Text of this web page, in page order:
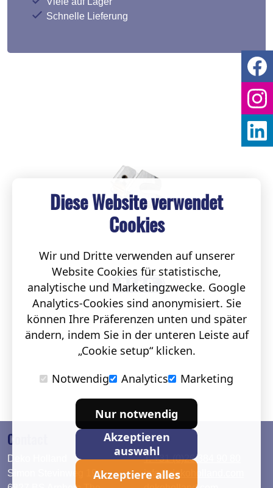
Schnelle Lieferung
Contact
Deko Holland
Simon Stevinweg 19
T. +31 (0)26 384 90 80
info@dekoholland.com
Diese Website verwendet
Cookies
Wir und Dritte verwenden auf unserer
Website Cookies für statistische,
analytische und Marketingzwecke. Google
Analytics-Cookies sind anonymisiert. Sie
können Ihre Präferenzen unten und später
ändern, indem Sie in der unteren Leiste auf
„Cookie setup“ klicken.
Notwendig
Analytics Marketing
Nur notwendig
Akzeptieren
auswahl
Akzeptiere alles